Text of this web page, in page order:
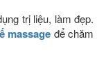
trị liệu, làm đẹp.
massage để chăm